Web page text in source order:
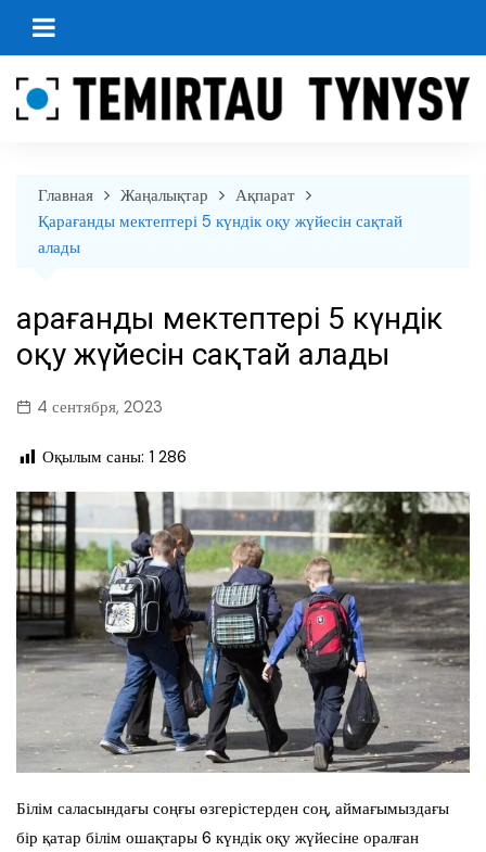
перейти
Главная Жаңалықтар
Ақпарат
Қарағанды мектептері 5 күндік оқу жүйесін сақтай
алады
Қарағанды мектептері 5 күндік
оқу жүйесін сақтай алады
4 сентября, 2023
Оқылым саны: 1 286
Білім саласындағы соңғы өзгерістерден соң, аймағымыздағы
бір қатар білім ошақтары 6 күндік оқу жүйесіне оралған